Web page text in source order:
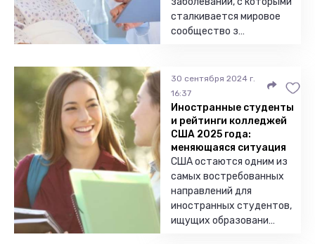
сталкивается мировое
сообщество з…
30 сентября 2024 г.
16:37
Иностранные студенты
и рейтинги колледжей
США 2025 года:
меняющаяся ситуация
США остаются одним из
самых востребованных
направлений для
иностранных студентов,
ищущих образовани…